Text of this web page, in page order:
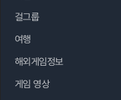
걸그룹
여행
해외게임정보
게임 영상